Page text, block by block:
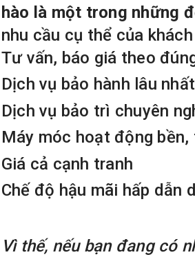
hào là một trong những
nhu cầu cụ thể của
Tư vấn, báo giá theo
Dịch vụ bảo hành lâu
Dịch vụ bảo trì chuyên
Máy móc hoạt động
Giá cả cạnh tranh
Chế độ hậu mãi hấp dẫn
Vì thế, nếu bạn đang có